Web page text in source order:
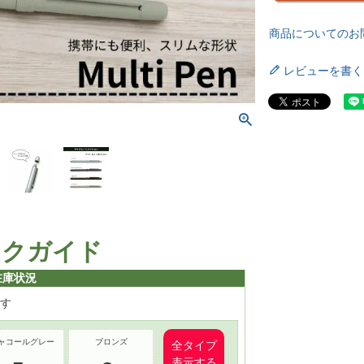
ガイド
庫状況
全タイプ
コールグレー ブロンズ
商品についてのお
レビューを書く